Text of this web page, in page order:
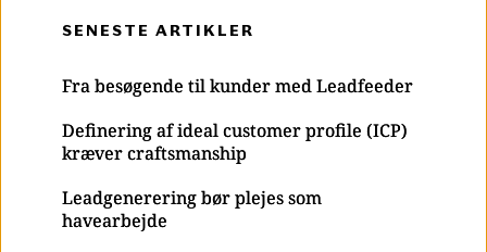
SENESTE ARTIKLER
Fra besøgende til kunder med Leadfeeder
Definering af ideal customer profile (ICP)
kræver craftsmanship
Leadgenerering bør plejes som
havearbejde